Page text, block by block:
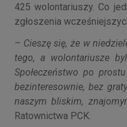
425 wolontariuszy. Co
zgłoszenia
– Cieszę się, że w
tego, a wolontariusze
Społeczeństwo po
bezinteresownie, bez
naszym bliskim,
Ratownictwa PCK.